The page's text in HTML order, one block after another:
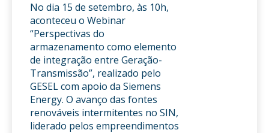
No dia 15 de setembro, às 10h,
aconteceu o Webinar
“Perspectivas do
armazenamento como elemento
de integração entre Geração-
Transmissão”, realizado pelo
GESEL com apoio da Siemens
Energy. O avanço das fontes
renováveis intermitentes no SIN,
liderado pelos empreendimentos